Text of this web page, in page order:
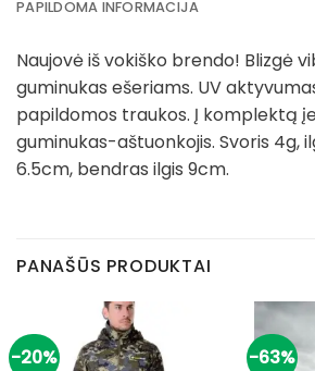
PAPILDOMA INFORMACIJA
Naujovė iš vokiško brendo! Blizgė
guminukas ešeriams. UV
papildomos traukos. Į komplektą
guminukas-aštuonkojis. Svoris 4g,
6.5cm, bendras ilgis 9cm.
PANAŠŪS PRODUKTAI
-20% -63%